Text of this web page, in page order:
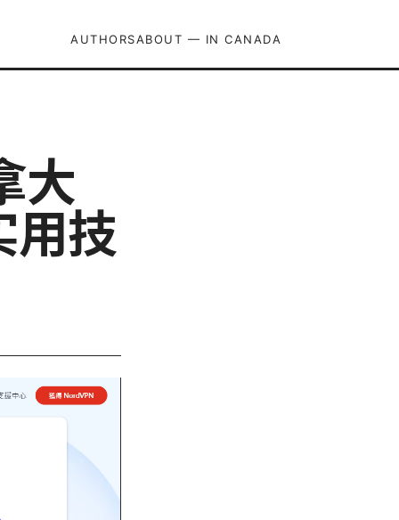
AUTHORSABOUT — IN CANADA
大
用技